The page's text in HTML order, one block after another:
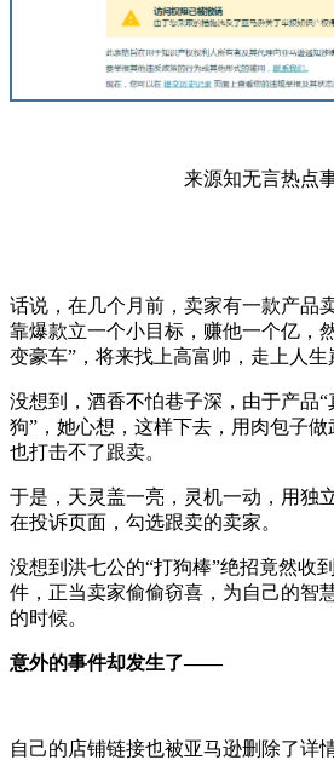
来源知无言热点
话说，在几个月前，卖家有一款产品
靠爆款立一个小目标，赚他一个亿，
变豪车”，将来找上高富帅，走上人生
没想到，酒香不怕巷子深，由于产品“
狗”，她心想，这样下去，用肉包子做
也打击不了跟卖。
于是，天灵盖一亮，灵机一动，用独
在投诉页面，勾选跟卖的卖家。
没想到洪七公的“打狗棒”绝招竟然收
件，正当卖家偷偷窃喜，为自己的智
的时候。
意外的事件却发生了——
自己的店铺链接也被亚马逊删除了详